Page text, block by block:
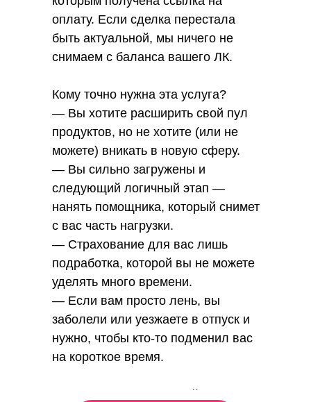
оплату. Если сделка перестала
быть актуальной, мы ничего не
снимаем с баланса вашего ЛК.
Кому точно нужна эта услуга?
— Вы хотите расширить свой пул
продуктов, но не хотите (или не
можете) вникать в новую сферу.
— Вы сильно загружены и
следующий логичный этап —
нанять помощника, который снимет
с вас часть нагрузки.
— Страхование для вас лишь
подработка, которой вы не можете
уделять много времени.
— Если вам просто лень, вы
заболели или уезжаете в отпуск и
нужно, чтобы кто-то подменил вас
на короткое время.